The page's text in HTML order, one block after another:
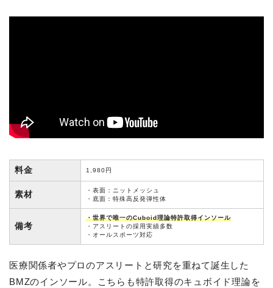
料金 1,980円
素材
・表面：ニットメッシュ
・底面：特殊高反発弾性体
備考
・世界で唯一のCuboid理論特許取得インソール
・アスリートの採用実績多数
・オールスポーツ対応
医療関係者やプロのアスリートと研究を重ねて誕生した
BMZのインソール。こちらも特許取得のキュボイド理論を